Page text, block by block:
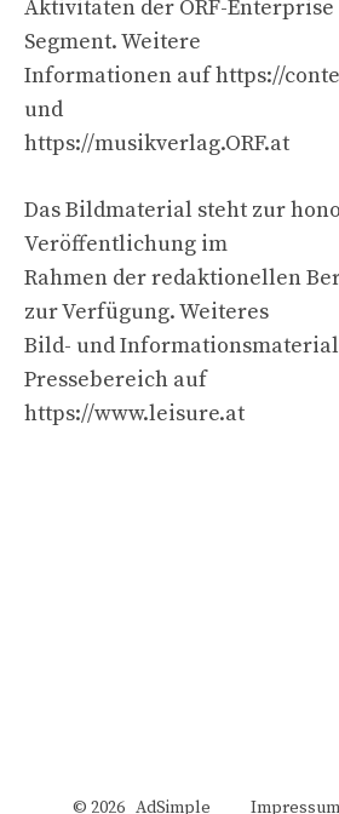
Aktivitäten der ORF-
Segment. Weitere
Informationen auf https://
und
https://musikverlag.ORF.at
Das Bildmaterial steht zur
Veröffentlichung im
Rahmen der redaktionellen
zur Verfügung. Weiteres
Bild- und
Pressebereich auf
https://www.leisure.at
© 2026 AdSimple Impressum